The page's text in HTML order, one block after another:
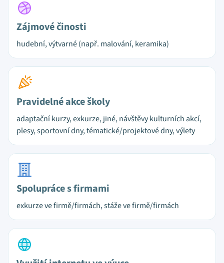
Zájmové činosti
hudební, výtvarné (např. malování, keramika)
Pravidelné akce školy
adaptační kurzy, exkurze, jiné, návštěvy kulturních akcí,
plesy, sportovní dny, tématické/projektové dny, výlety
Spolupráce s firmami
exkurze ve firmě/firmách, stáže ve firmě/firmách